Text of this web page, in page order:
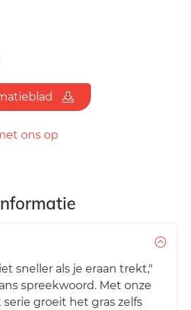
ons op
sneller als je eraan trekt,"
spreekwoord. Met onze
serie groeit het gras zelfs